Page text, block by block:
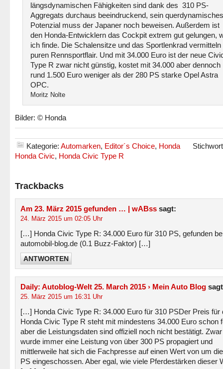
längsdynamischen Fähigkeiten sind dank des 310 PS-
Aggregats durchaus beeindruckend, sein querdynamisches
Potenzial muss der Japaner noch beweisen. Außerdem ist
den Honda-Entwicklern das Cockpit extrem gut gelungen,
ich finde. Die Schalensitze und das Sportlenkrad vermitteln
puren Rennsportflair. Und mit 34.000 Euro ist der neue
Type R zwar nicht günstig, kostet mit 34.000 aber dennoch
rund 1.500 Euro weniger als der 280 PS starke Opel Astra
OPC.
Moritz Nolte
Bilder: © Honda
Kategorie: Automarken, Editor´s Choice, Honda
Honda Civic, Honda Civic Type R
Trackbacks
Am 23. März 2015 gefunden … | wABss sagt:
24. März 2015 um 02:05 Uhr
[…] Honda Civic Type R: 34.000 Euro für 310 PS, gefunden
automobil-blog.de (0.1 Buzz-Faktor) […]
ANTWORTEN
Daily: Autoblog-Welt 25. March 2015 › Mein Auto Blog
25. März 2015 um 16:31 Uhr
[…] Honda Civic Type R: 34.000 Euro für 310 PSDer Preis für
Honda Civic Type R steht mit mindestens 34.000 Euro schon
aber die Leistungsdaten sind offiziell noch nicht bestätigt. Zwar
wurde immer eine Leistung von über 300 PS propagiert und
mittlerweile hat sich die Fachpresse auf einen Wert von um
PS eingeschossen. Aber egal, wie viele Pferdestärken dieser